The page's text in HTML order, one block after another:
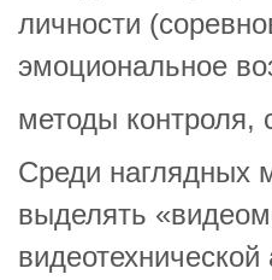
личности
эмоциональное
методы контроля,
Среди наглядных
выделять